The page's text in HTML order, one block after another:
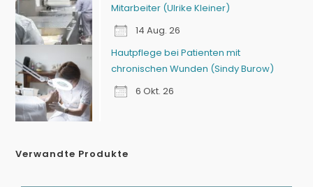
Mitarbeiter (Ulrike Kleiner)
14 Aug. 26
Hautpflege bei Patienten mit
chronischen Wunden (Sindy Burow)
6 Okt. 26
Verwandte Produkte